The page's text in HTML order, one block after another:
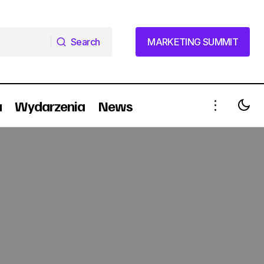
Search
MARKETING SUMMIT
MARKETING SUMMIT
Wydarzenia News